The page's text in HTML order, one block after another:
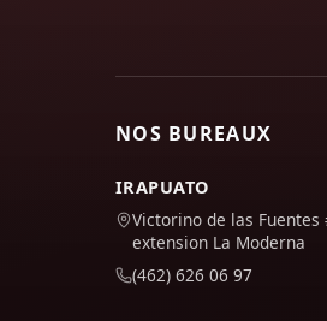
NOS BUREAUX
IRAPUATO
Victorino de las Fuentes
extension La Moderna
(462) 626 06 97